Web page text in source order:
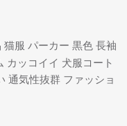
服 パーカー 黒色 長袖
ッコイイ 犬服コート
通気性抜群 ファッショ